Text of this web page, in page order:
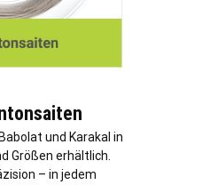
und Karakal in
Größen erhältlich.
– in jedem